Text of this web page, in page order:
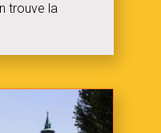
trouve la